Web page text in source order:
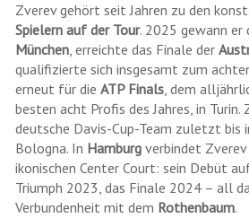
Zverev gehört seit Jahren zu den
Spielern auf der Tour. 2025 gewann er
München, erreichte das Finale der
qualifizierte sich insgesamt zum
erneut für dieATP Finals, dem
besten acht Profis des Jahres, in
deutsche Davis-Cup-Team zuletzt bis
Bologna. In Hamburg verbindet
ikonischen Center Court: sein Debüt
Triumph 2023, das Finale 2024 – all
Verbundenheit mit dem Rothenbaum.